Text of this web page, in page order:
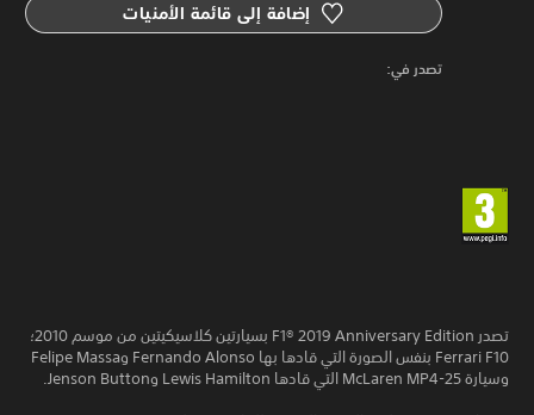
إضافة إلى قائمة الأمنيات
‏تصدر في: ‏
تصدر F1® 2019 Anniversary Edition بسيارتين كلاسيكيتين من موسم 2010؛
Ferrari F10 بنفس الصورة التي قادها بها Fernando Alonso وFelipe Massa
وسيارة McLaren MP4-25 التي قادها Lewis Hamilton وJenson Button.